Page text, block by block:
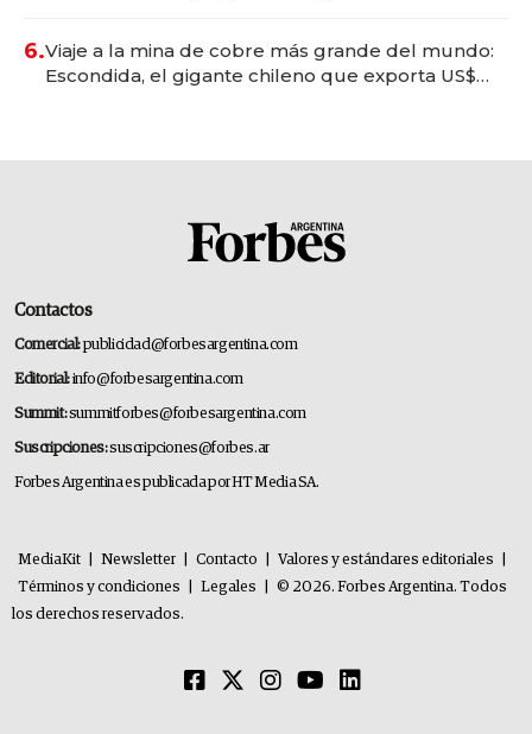
6.Viaje a la mina de cobre más grande del mundo:
Escondida, el gigante chileno que exporta US$
Contactos
Comercial:publicidad@forbesargentina.com
Editorial:info@forbesargentina.com
Summit:summitforbes@forbesargentina.com
Suscripciones:suscripciones@forbes.ar
Forbes Argentina es publicada por HT Media SA.
MediaKit Newsletter Contacto Valores y estándares editoriales
Términos y condiciones
Legales
© 2026. Forbes Argentina. Todos
los derechos reservados.